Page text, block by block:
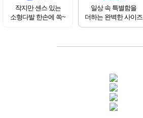
작지만 센스 있는
소형다발 한손에 쏙~
일상 속 특별함을
더하는 완벽한 사이즈